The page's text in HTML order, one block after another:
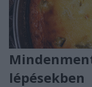
lépésekben